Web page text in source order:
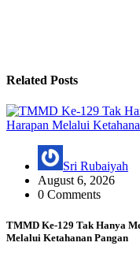
Related Posts
Sri Rubaiyah
August 6, 2026
0 Comments
TMMD Ke-129 Tak Hanya
Melalui Ketahanan Pangan